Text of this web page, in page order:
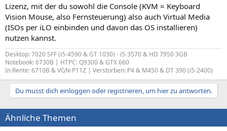
Lizenz, mit der du sowohl die Console (KVM = Keyboard
Vision Mouse, also Fernsteuerung) also auch Virtual Media
(ISOs per iLO einbinden und davon das OS installieren)
nutzen kannst.
Desktop: 7020 SFF (i5-4590 & GT 1030) - i5-3570 & HD 7950 3GB
Notebook: 6730B | HTPC: Q9300 & GTX 660
In Rente: 6710B & VGN-P11Z | Verstorben: P4 & M450 & DT 390 (i5-2400)
Du musst dich einloggen oder registrieren, um hier zu antworten.
Ähnliche Themen